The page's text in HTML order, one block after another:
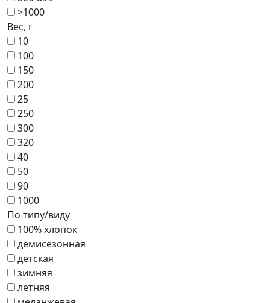
>1000
Вес, г
10
100
150
200
25
250
300
320
40
50
90
1000
По типу/виду
100% хлопок
демисезонная
детская
зимняя
летняя